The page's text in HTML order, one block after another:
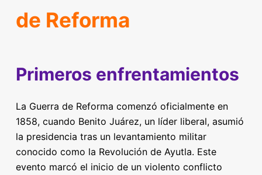
de Reforma
Primeros enfrentamientos
La Guerra de Reforma comenzó oficialmente en
1858, cuando Benito Juárez, un líder liberal, asumió
la presidencia tras un levantamiento militar
conocido como la Revolución de Ayutla. Este
evento marcó el inicio de un violento conflicto